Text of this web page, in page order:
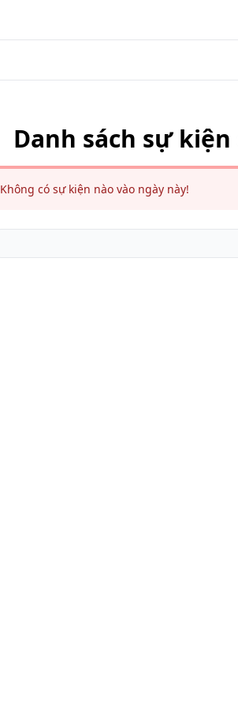
Danh sách sự
Info
Không có sự kiện nào vào ngày này!